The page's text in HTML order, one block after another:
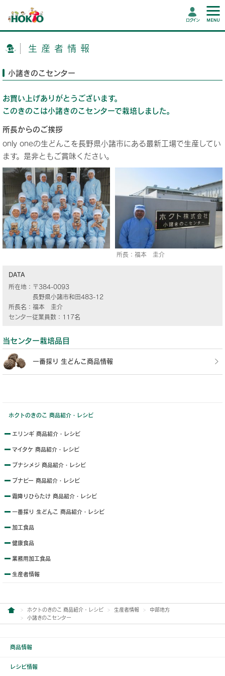
ログイン
生産者情報
小諸きのこセンター
お買い上げありがとうございます。
このきのこは小諸きのこセンターで栽培しました。
所長からのご挨拶
only oneの生どんこを長野県小諸市にある最新工場で生産してい
ます。是非ともご賞味ください。
所長：福本 圭介
DATA
所在地： 〒384-0093
長野県小諸市和田483-12
所長名： 福本 圭介
センター従業員数： 117名
当センター栽培品目
一番採り 生どんこ商品情報
ホクトのきのこ 商品紹介・レシピ
エリンギ 商品紹介・レシピ
マイタケ 商品紹介・レシピ
ブナシメジ 商品紹介・レシピ
ブナピー 商品紹介・レシピ
霜降りひらたけ 商品紹介・レシピ
一番採り 生どんこ 商品紹介・レシピ
加工食品
健康食品
業務用加工食品
生産者情報
ホクトのきのこ 商品紹介・レシピ 生産者情報
中部地方
小諸きのこセンター
商品情報
レシピ情報